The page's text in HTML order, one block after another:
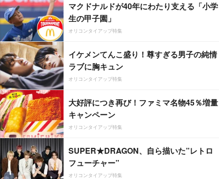
マクドナルドが40年にわたり支える「小学
生の甲子園」
オリコンタイアップ特集
イケメンてんこ盛り！尊すぎる男子の純情
ラブに胸キュン
オリコンタイアップ特集
大好評につき再び！ファミマ名物45％増量
キャンペーン
オリコンタイアップ特集
SUPER★DRAGON、自ら描いた”レトロ
フューチャー”
オリコンタイアップ特集